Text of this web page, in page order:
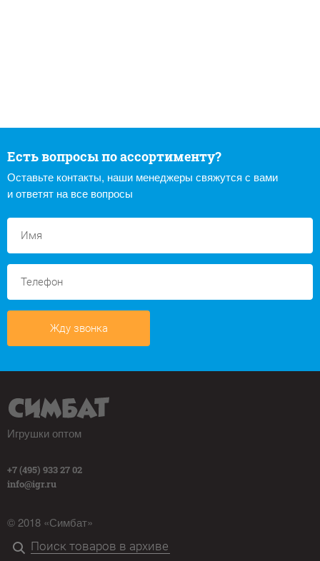
Есть вопросы по ассортименту?
Оставьте контакты, наши менеджеры свяжутся с вами
и ответят на все вопросы
Жду звонка
Игрушки оптом
+7 (495) 933 27 02
info@igr.ru
© 2018 «Симбат»